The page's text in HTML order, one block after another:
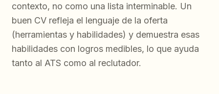
contexto, no como una lista interminable. Un
buen CV refleja el lenguaje de la oferta
(herramientas y habilidades) y demuestra esas
habilidades con logros medibles, lo que ayuda
tanto al ATS como al reclutador.